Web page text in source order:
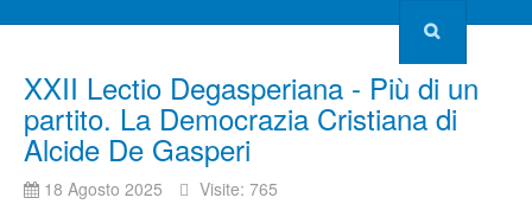
XXII Lectio Degasperiana - Più di un
partito. La Democrazia Cristiana di
Alcide De Gasperi
18 Agosto 2025 Visite: 765